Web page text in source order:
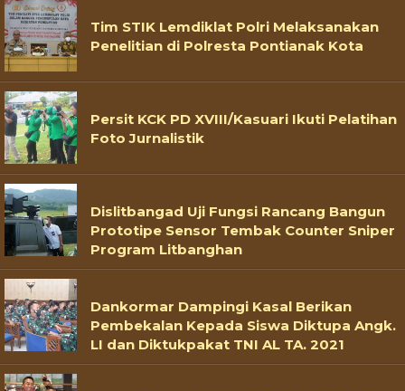
Tim STIK Lemdiklat Polri Melaksanakan
Penelitian di Polresta Pontianak Kota
Persit KCK PD XVIII/Kasuari Ikuti Pelatihan
Foto Jurnalistik
Dislitbangad Uji Fungsi Rancang Bangun
Prototipe Sensor Tembak Counter Sniper
Program Litbanghan
Dankormar Dampingi Kasal Berikan
Pembekalan Kepada Siswa Diktupa Angk.
LI dan Diktukpakat TNI AL TA. 2021